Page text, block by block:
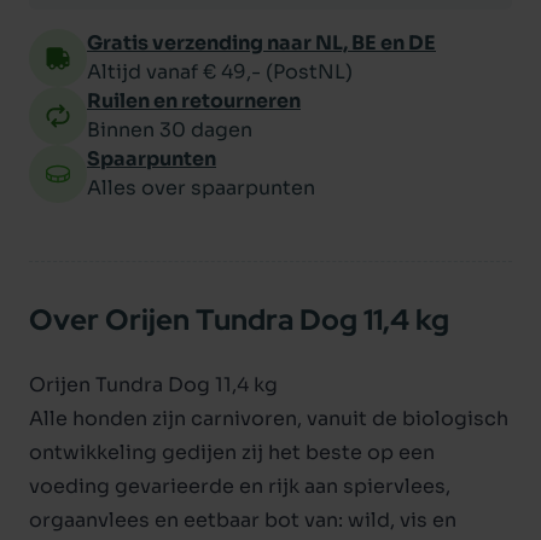
Gratis verzending naar NL, BE en DE
Altijd vanaf € 49,- (PostNL)
Ruilen en retourneren
Binnen 30 dagen
Spaarpunten
Alles over spaarpunten
Over Orijen Tundra Dog 11,4 kg
Orijen Tundra Dog 11,4 kg
Alle honden zijn carnivoren, vanuit de biologisch
ontwikkeling gedijen zij het beste op een
voeding gevarieerde en rijk aan spiervlees,
orgaanvlees en eetbaar bot van: wild, vis en